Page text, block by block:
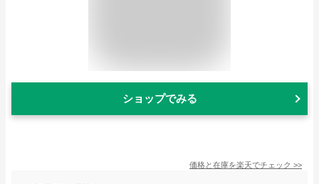
ショップでみる
価格と在庫を楽天でチェック >>